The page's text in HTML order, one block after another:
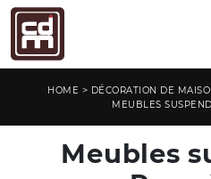
HOME > DÉCORATION DE
MEUBLES
Meubles